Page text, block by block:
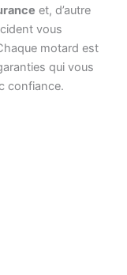
et, d’autre
vous
motard est
qui vous
confiance.